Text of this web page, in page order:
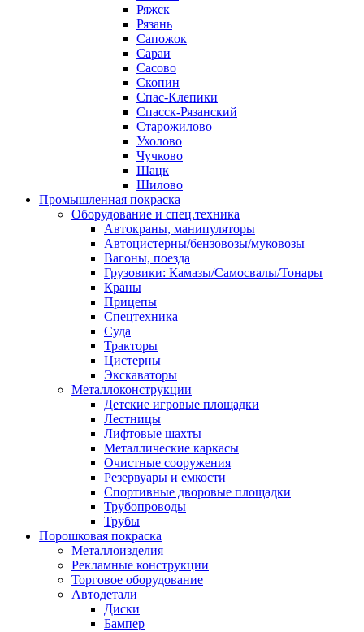
Ряжск
Рязань
Сапожок
Сараи
Сасово
Скопин
Спас-Клепики
Спасск-Рязанский
Старожилово
Ухолово
Чучково
Шацк
Шилово
Промышленная покраска
Оборудование и спец.техника
Автокраны, манипуляторы
Автоцистерны/бензовозы/муковозы
Вагоны, поезда
Грузовики: Камазы/Самосвалы/Тонары
Краны
Прицепы
Спецтехника
Суда
Тракторы
Цистерны
Экскаваторы
Металлоконструкции
Детские игровые площадки
Лестницы
Лифтовые шахты
Металлические каркасы
Очистные сооружения
Резервуары и емкости
Спортивные дворовые площадки
Трубопроводы
Трубы
Порошковая покраска
Металлоизделия
Рекламные конструкции
Торговое оборудование
Автодетали
Диски
Бампер